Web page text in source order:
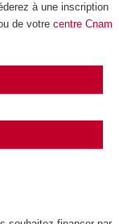
à une inscription
de votre centre Cnam